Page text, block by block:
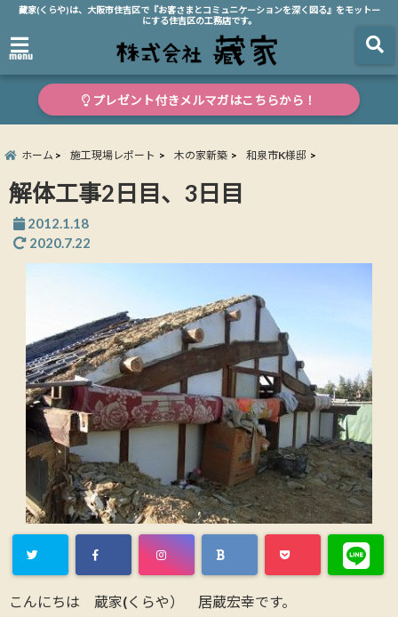
藏家(くらや)は、大阪市住吉区で『お客さまとコミュニケーションを深く図る』をモットー
にする住吉区の工務店です。
menu
プレゼント付きメルマガはこちらから！
ホーム 施工現場レポート 木の家新築 和泉市K様邸
解体工事2日目、3日目
2012.1.18
2020.7.22
こんにちは 蔵家(くらや） 居蔵宏幸です。